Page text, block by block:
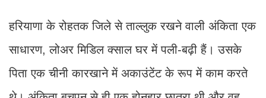
हरियाणा के रोहतक जिले से ताल्लुक रखने वाली अंकिता एक
साधारण, लोअर मिडिल क्साल घर में पली-बढ़ी हैं। उसके
पिता एक चीनी कारखाने में अकाउंटेंट के रूप में काम करते